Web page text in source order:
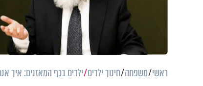
ראשי משפחה חינוך ילדים ילדים בכף המאזנים: איך